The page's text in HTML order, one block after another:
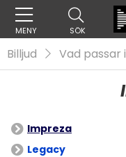
MENY SÖK
Billjud Vad passar
Impreza
Legacy